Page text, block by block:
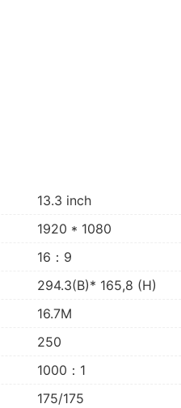
13.3 inch
1920 * 1080
16：9
294.3(B)* 165,8 (H)
16.7M
250
1000：1
175/175